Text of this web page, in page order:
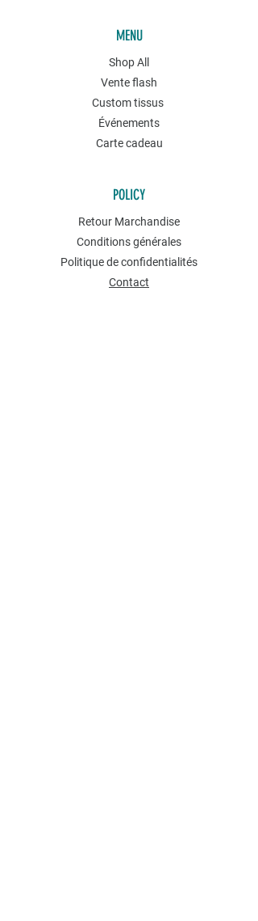
MENU
Shop All
Vente flash
Custom tissus
Événements
Carte cadeau
POLICY
Retour Marchandise
Conditions générales
Politique de confidentialités
Contact